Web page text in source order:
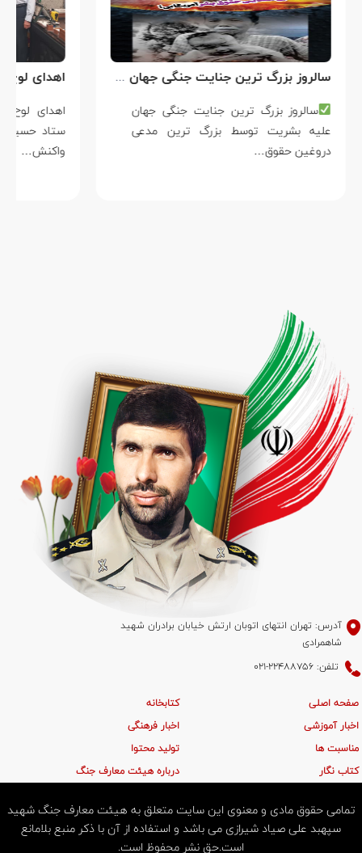
سالروز بزرگ ترین جنایت جنگی جهان علیه بشریت توسط بزرگ ترین مدعی دروغین حقوق بشر
سالروز بزرگ ترین جنایت جنگی جهان
علیه بشریت توسط بزرگ ترین مدعی
دروغین حقوق…
واکنش…
آدرس: تهران انتهای اتوبان ارتش خیابان برادران شهید
شاهمرادی
تلفن: 22488756-021
صفحه اصلی
کتابخانه
اخبار آموزشی
اخبار فرهنگی
مناسبت ها
تولید محتوا
کتاب نگار
درباره هیئت معارف جنگ
تمامی حقوق مادی و معنوی این سایت متعلق به هیئت معارف جنگ شهید
سپهبد علی صیاد شیرازی می باشد و استفاده از آن با ذکر منبع بلامانع
است.حق نشر محفوظ است.